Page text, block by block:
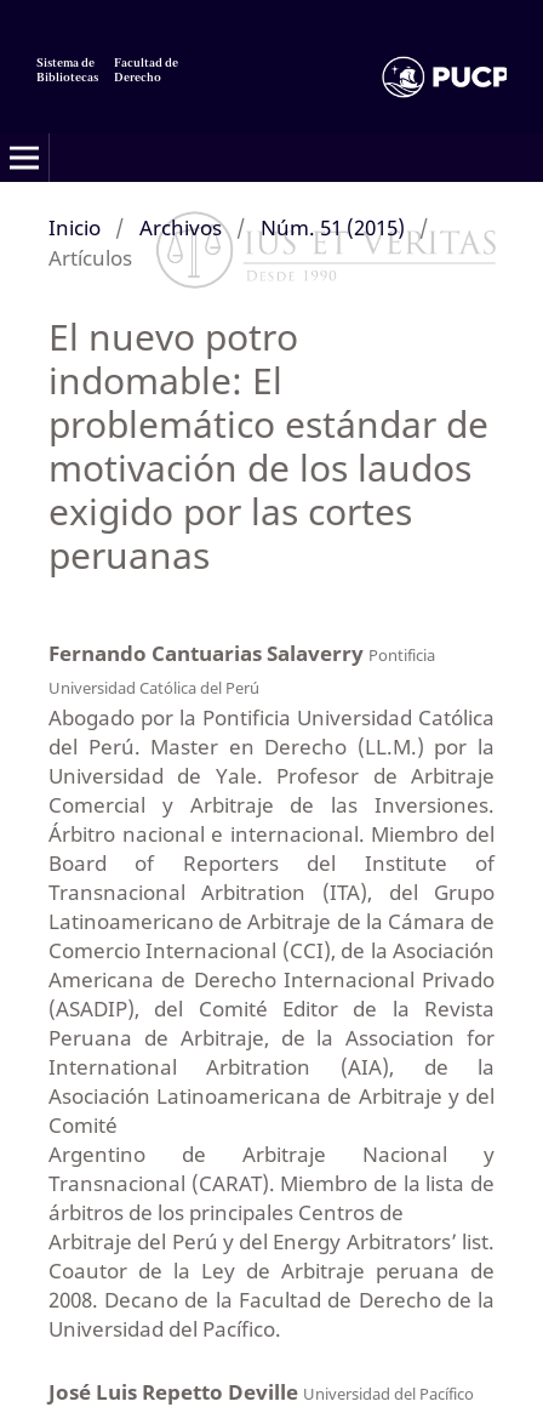
Sistema de
Bibliotecas
Facultad de
Derecho
Inicio / Archivos / Núm. 51 (2015) /
Artículos
El nuevo potro
indomable: El
problemático estándar de
motivación de los laudos
exigido por las cortes
peruanas
Fernando Cantuarias Salaverry Pontificia
Universidad Católica del Perú
Abogado por la Pontificia Universidad Católica
del Perú. Master en Derecho (LL.M.) por la
Universidad de Yale. Profesor de Arbitraje
Comercial y Arbitraje de las Inversiones.
Árbitro nacional e internacional. Miembro del
Board of Reporters del Institute of
Transnacional Arbitration (ITA), del Grupo
Latinoamericano de Arbitraje de la Cámara de
Comercio Internacional (CCI), de la Asociación
Americana de Derecho Internacional Privado
(ASADIP), del Comité Editor de la Revista
Peruana de Arbitraje, de la Association for
International Arbitration (AIA), de la
Asociación Latinoamericana de Arbitraje y del
Comité
Argentino de Arbitraje Nacional y
Transnacional (CARAT). Miembro de la lista de
árbitros de los principales Centros de
Arbitraje del Perú y del Energy Arbitrators’ list.
Coautor de la Ley de Arbitraje peruana de
2008. Decano de la Facultad de Derecho de la
Universidad del Pacífico.
José Luis Repetto Deville Universidad del Pacífico